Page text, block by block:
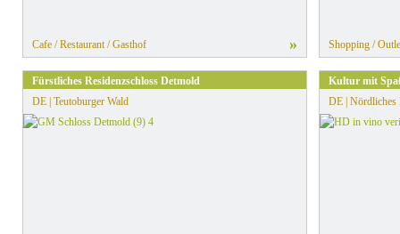
Cafe / Restaurant / Gasthof » Shopping /
Fürstliches Residenzschloss Detmold
DE | Teutoburger Wald
Kultur mit
DE | Nördliches